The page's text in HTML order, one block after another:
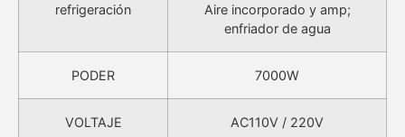
refrigeración
Aire incorporado y amp;
enfriador de agua
PODER 7000W
VOLTAJE AC110V / 220V